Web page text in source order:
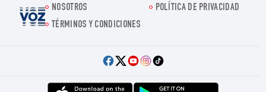
Voz.us
NOSOTROS
POLÍTICA DE PRIVACIDAD
TÉRMINOS Y CONDICIONES